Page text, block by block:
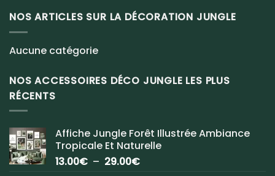
NOS ARTICLES SUR LA DÉCORATION JUNGLE
Aucune catégorie
NOS ACCESSOIRES DÉCO JUNGLE LES PLUS
RÉCENTS
Affiche Jungle Forêt Illustrée Ambiance
Tropicale Et Naturelle
13.00€ – 29.00€Plage